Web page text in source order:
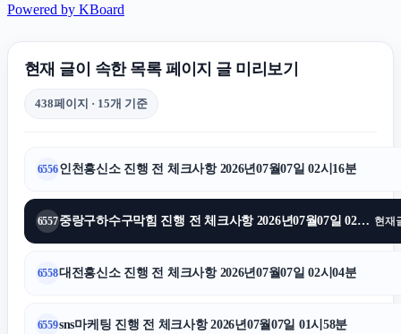
인천흥신소
신용카드현금화
인스타 팔로워 늘리기
폰테크
Powered by KBoard
현재 글이 속한 목록 페이지 글 미리보기
438페이지 · 15개 기준
6556인천흥신소 진행 전 체크사항 2026년07월07일 02시16분
6557 중랑구하수구막힘 진행 전 체크사항 2026년07월07일 02시10분 현재
6558대전흥신소 진행 전 체크사항 2026년07월07일 02시04분
6559sns마케팅 진행 전 체크사항 2026년07월07일 01시58분